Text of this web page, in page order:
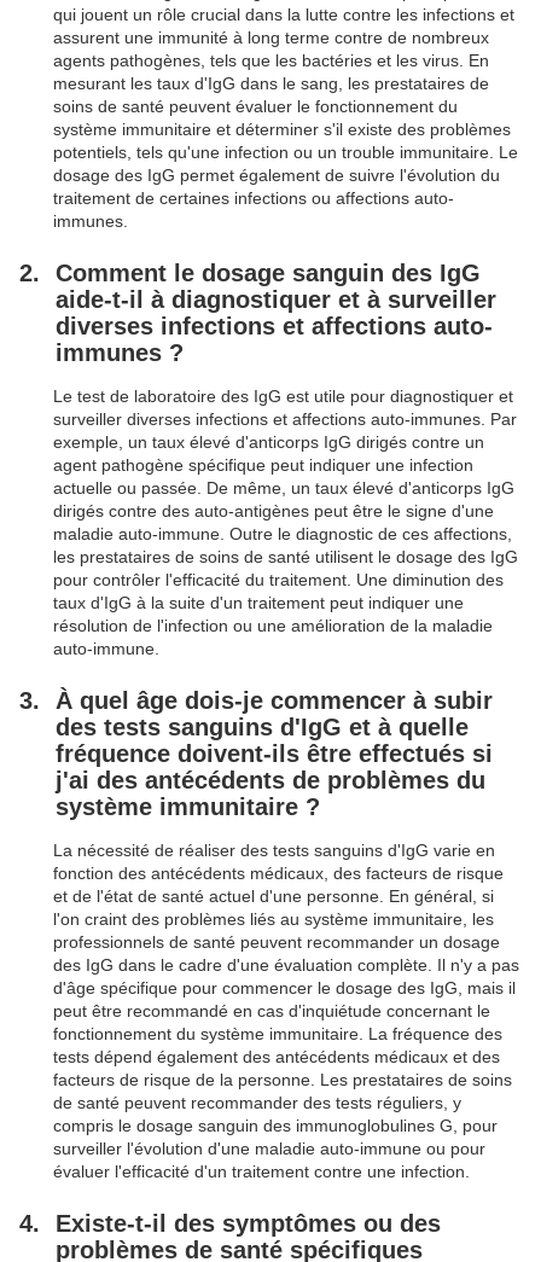
qui jouent un rôle crucial dans la lutte contre les infections et
assurent une immunité à long terme contre de nombreux
agents pathogènes, tels que les bactéries et les virus. En
mesurant les taux d'IgG dans le sang, les prestataires de
soins de santé peuvent évaluer le fonctionnement du
système immunitaire et déterminer s'il existe des problèmes
potentiels, tels qu'une infection ou un trouble immunitaire. Le
dosage des IgG permet également de suivre l'évolution du
traitement de certaines infections ou affections auto-
immunes.
Comment le dosage sanguin des IgG
aide-t-il à diagnostiquer et à surveiller
diverses infections et affections auto-
immunes ?
Le test de laboratoire des IgG est utile pour diagnostiquer et
surveiller diverses infections et affections auto-immunes. Par
exemple, un taux élevé d'anticorps IgG dirigés contre un
agent pathogène spécifique peut indiquer une infection
actuelle ou passée. De même, un taux élevé d'anticorps IgG
dirigés contre des auto-antigènes peut être le signe d'une
maladie auto-immune. Outre le diagnostic de ces affections,
les prestataires de soins de santé utilisent le dosage des IgG
pour contrôler l'efficacité du traitement. Une diminution des
taux d'IgG à la suite d'un traitement peut indiquer une
résolution de l'infection ou une amélioration de la maladie
auto-immune.
À quel âge dois-je commencer à subir
des tests sanguins d'IgG et à quelle
fréquence doivent-ils être effectués si
j'ai des antécédents de problèmes du
système immunitaire ?
La nécessité de réaliser des tests sanguins d'IgG varie en
fonction des antécédents médicaux, des facteurs de risque
et de l'état de santé actuel d'une personne. En général, si
l'on craint des problèmes liés au système immunitaire, les
professionnels de santé peuvent recommander un dosage
des IgG dans le cadre d'une évaluation complète. Il n'y a pas
d'âge spécifique pour commencer le dosage des IgG, mais il
peut être recommandé en cas d'inquiétude concernant le
fonctionnement du système immunitaire. La fréquence des
tests dépend également des antécédents médicaux et des
facteurs de risque de la personne. Les prestataires de soins
de santé peuvent recommander des tests réguliers, y
compris le dosage sanguin des immunoglobulines G, pour
surveiller l'évolution d'une maladie auto-immune ou pour
évaluer l'efficacité d'un traitement contre une infection.
Existe-t-il des symptômes ou des
problèmes de santé spécifiques